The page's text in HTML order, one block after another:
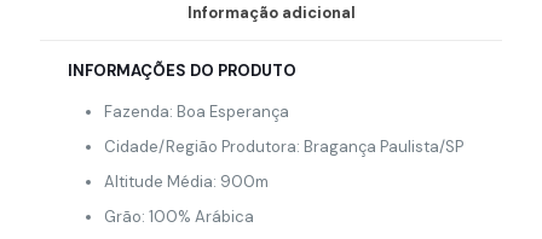
Informação adicional
INFORMAÇÕES DO PRODUTO
Fazenda: Boa Esperança
Cidade/Região Produtora: Bragança Paulista/SP
Altitude Média: 900m
Grão: 100% Arábica